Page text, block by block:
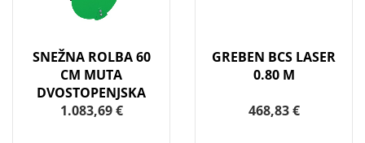
SNEŽNA ROLBA 60
CM MUTA
DVOSTOPENJSKA
1.083,69 €
GREBEN BCS LASER
0.80 M
468,83 €